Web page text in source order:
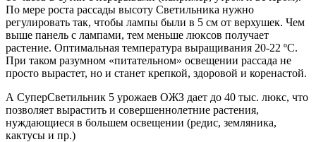
По мере роста рассады высоту Светильника нужно
регулировать так, чтобы лампы были в 5 см от верхушек. Чем
выше панель с лампами, тем меньше люксов получает
растение. Оптимальная температура выращивания 20-22 ºС.
При таком разумном «питательном» освещении рассада не
просто вырастет, но и станет крепкой, здоровой и коренастой.
А СуперСветильник 5 урожаев ОЖЗ дает до 40 тыс. люкс, что
позволяет вырастить и совершеннолетние растения,
нуждающиеся в большем освещении (редис, земляника,
кактусы и пр.)